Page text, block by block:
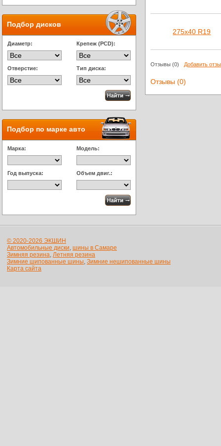
Подбор дисков
Диаметр: Крепеж (PCD):
Отверстие: Тип диска:
Подбор по марке авто
Марка: Модель:
Год выпуска: Объем двиг.:
275х40 R19
Отзывы (0) Добавить
Отзывы (0)
© 2020-2026 ЭКШИН
Автомобильные диски, шины в Самаре
Зимняя резина, Летняя резина
Зимние шипованные шины, Зимние нешипованные шины
Карта сайта